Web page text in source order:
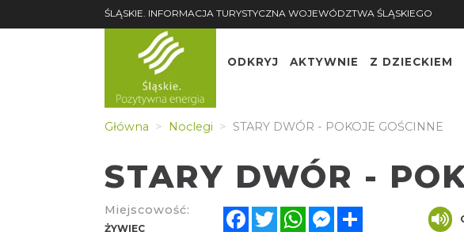
ŚLĄSKIE. INFORMACJA TURYSTYCZNA WOJEWÓDZTWA ŚLĄSKIEGO
ODKRYJ AKTYWNIE Z DZIECKIEM
Główna Noclegi STARY DWÓR - POKOJE GOŚCINNE
STARY DWÓR -
Miejscowość:
ŻYWIEC
FacebookTwitterWhatsAppMessenger